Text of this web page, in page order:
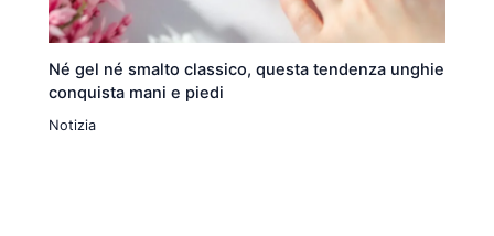
Né gel né smalto classico, questa tendenza unghie
conquista mani e piedi
Notizia